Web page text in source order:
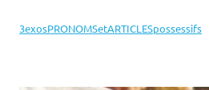
3exosPRONOMSetARTICLESpossessifs